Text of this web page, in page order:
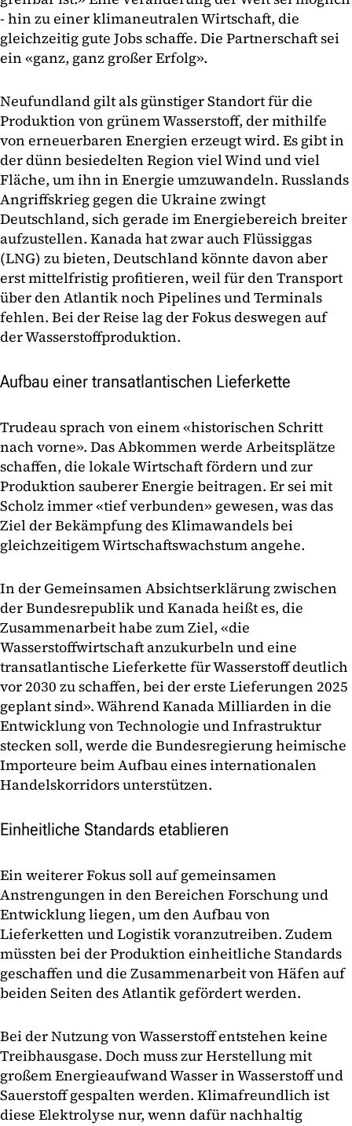
- hin zu einer klimaneutralen Wirtschaft, die
gleichzeitig gute Jobs schaffe. Die Partnerschaft sei
ein «ganz, ganz großer Erfolg».
Neufundland gilt als günstiger Standort für die
Produktion von grünem Wasserstoff, der mithilfe
von erneuerbaren Energien erzeugt wird. Es gibt in
der dünn besiedelten Region viel Wind und viel
Fläche, um ihn in Energie umzuwandeln. Russlands
Angriffskrieg gegen die Ukraine zwingt
Deutschland, sich gerade im Energiebereich breiter
aufzustellen. Kanada hat zwar auch Flüssiggas
(LNG) zu bieten, Deutschland könnte davon aber
erst mittelfristig profitieren, weil für den Transport
über den Atlantik noch Pipelines und Terminals
fehlen. Bei der Reise lag der Fokus deswegen auf
der Wasserstoffproduktion.
Aufbau einer transatlantischen Lieferkette
Trudeau sprach von einem «historischen Schritt
nach vorne». Das Abkommen werde Arbeitsplätze
schaffen, die lokale Wirtschaft fördern und zur
Produktion sauberer Energie beitragen. Er sei mit
Scholz immer «tief verbunden» gewesen, was das
Ziel der Bekämpfung des Klimawandels bei
gleichzeitigem Wirtschaftswachstum angehe.
In der Gemeinsamen Absichtserklärung zwischen
der Bundesrepublik und Kanada heißt es, die
Zusammenarbeit habe zum Ziel, «die
Wasserstoffwirtschaft anzukurbeln und eine
transatlantische Lieferkette für Wasserstoff deutlich
vor 2030 zu schaffen, bei der erste Lieferungen 2025
geplant sind». Während Kanada Milliarden in die
Entwicklung von Technologie und Infrastruktur
stecken soll, werde die Bundesregierung heimische
Importeure beim Aufbau eines internationalen
Handelskorridors unterstützen.
Einheitliche Standards etablieren
Ein weiterer Fokus soll auf gemeinsamen
Anstrengungen in den Bereichen Forschung und
Entwicklung liegen, um den Aufbau von
Lieferketten und Logistik voranzutreiben. Zudem
müssten bei der Produktion einheitliche Standards
geschaffen und die Zusammenarbeit von Häfen auf
beiden Seiten des Atlantik gefördert werden.
Bei der Nutzung von Wasserstoff entstehen keine
Treibhausgase. Doch muss zur Herstellung mit
großem Energieaufwand Wasser in Wasserstoff und
Sauerstoff gespalten werden. Klimafreundlich ist
diese Elektrolyse nur, wenn dafür nachhaltig